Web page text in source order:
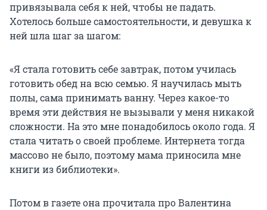
привязывала себя к ней, чтобы не падать.
Хотелось больше самостоятельности, и девушка к
ней шла шаг за шагом:
«Я стала готовить себе завтрак, потом училась
готовить обед на всю семью. Я научилась мыть
полы, сама принимать ванну. Через какое-то
время эти действия не вызывали у меня никакой
сложности. На это мне понадобилось около года. Я
стала читать о своей проблеме. Интернета тогда
массово не было, поэтому мама приносила мне
книги из библиотеки».
Потом в газете она прочитала про Валентина